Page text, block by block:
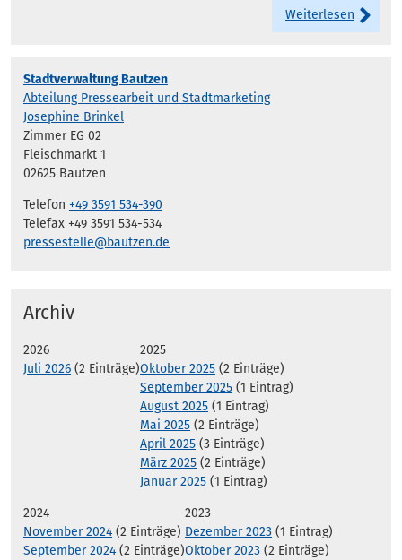
Weiterlesen
Stadtverwaltung Bautzen
Abteilung Pressearbeit und Stadtmarketing
Josephine Brinkel
Zimmer EG 02
Fleischmarkt 1
02625 Bautzen
Telefon +49 3591 534-390
Telefax +49 3591 534-534
pressestelle@bautzen.de
Archiv
2026
Juli 2026 (2 Einträge)
2025
Oktober 2025 (2 Einträge)
September 2025 (1 Eintrag)
August 2025 (1 Eintrag)
Mai 2025 (2 Einträge)
April 2025 (3 Einträge)
März 2025 (2 Einträge)
Januar 2025 (1 Eintrag)
2024
November 2024 (2 Einträge)
September 2024 (2 Einträge)
2023
Dezember 2023 (1 Eintrag)
Oktober 2023 (2 Einträge)